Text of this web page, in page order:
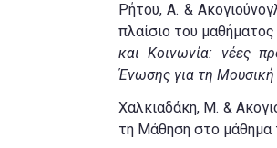
Ρήτου, Α. &
πλαίσιο του
και Κοινωνία: νέες
Ένωσης για τη Μουσική
Χαλκιαδάκη, Μ. &
τη Μάθηση στο μάθημα